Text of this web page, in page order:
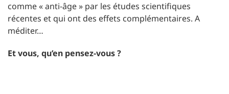
comme « anti-âge » par les études scientifiques
récentes et qui ont des effets complémentaires. A
méditer…
Et vous, qu’en pensez-vous ?